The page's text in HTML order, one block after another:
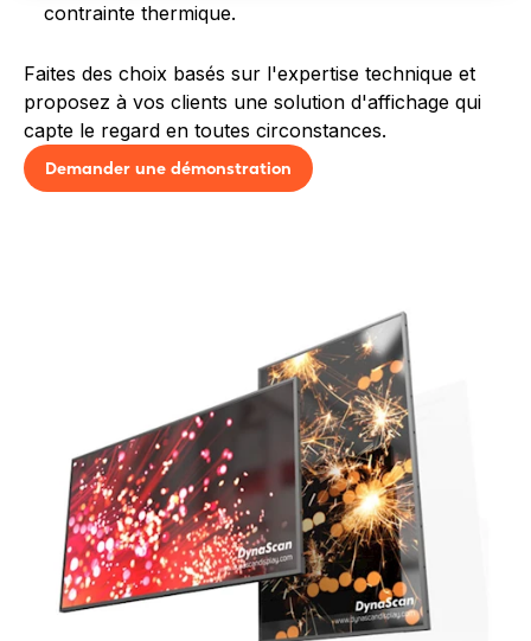
contrainte thermique.
Faites des choix basés sur l'expertise technique et
proposez à vos clients une solution d'affichage qui
capte le regard en toutes circonstances.
Demander une démonstration